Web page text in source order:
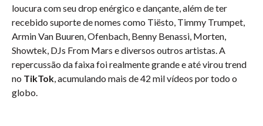
loucura com seu drop enérgico e dançante, além de ter
recebido suporte de nomes como Tiësto, Timmy Trumpet,
Armin Van Buuren, Ofenbach, Benny Benassi, Morten,
Showtek, DJs From Mars e diversos outros artistas. A
repercussão da faixa foi realmente grande e até virou trend
no TikTok, acumulando mais de 42 mil vídeos por todo o
globo.